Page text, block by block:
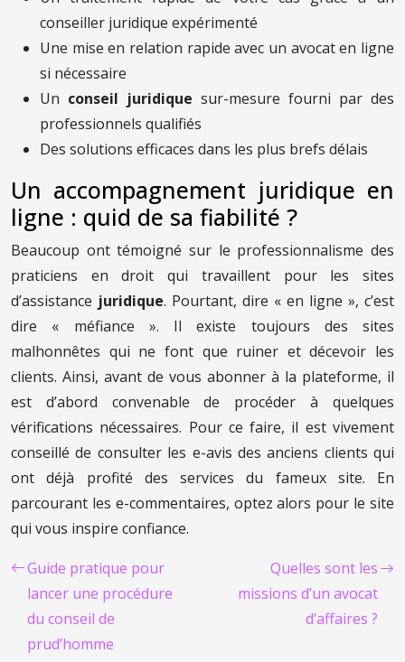
conseiller juridique expérimenté
Une mise en relation rapide avec un avocat en ligne
si nécessaire
Un conseil juridique sur-mesure fourni par des
professionnels qualifiés
Des solutions efficaces dans les plus brefs délais
Un accompagnement juridique en
ligne : quid de sa fiabilité ?
Beaucoup ont témoigné sur le professionnalisme des
praticiens en droit qui travaillent pour les sites
d’assistance juridique. Pourtant, dire « en ligne », c’est
dire « méfiance ». Il existe toujours des sites
malhonnêtes qui ne font que ruiner et décevoir les
clients. Ainsi, avant de vous abonner à la plateforme, il
est d’abord convenable de procéder à quelques
vérifications nécessaires. Pour ce faire, il est vivement
conseillé de consulter les e-avis des anciens clients qui
ont déjà profité des services du fameux site. En
parcourant les e-commentaires, optez alors pour le site
qui vous inspire confiance.
Guide pratique pour
lancer une procédure
du conseil de
prud’homme
Quelles sont les
missions d’un avocat
d’affaires ?